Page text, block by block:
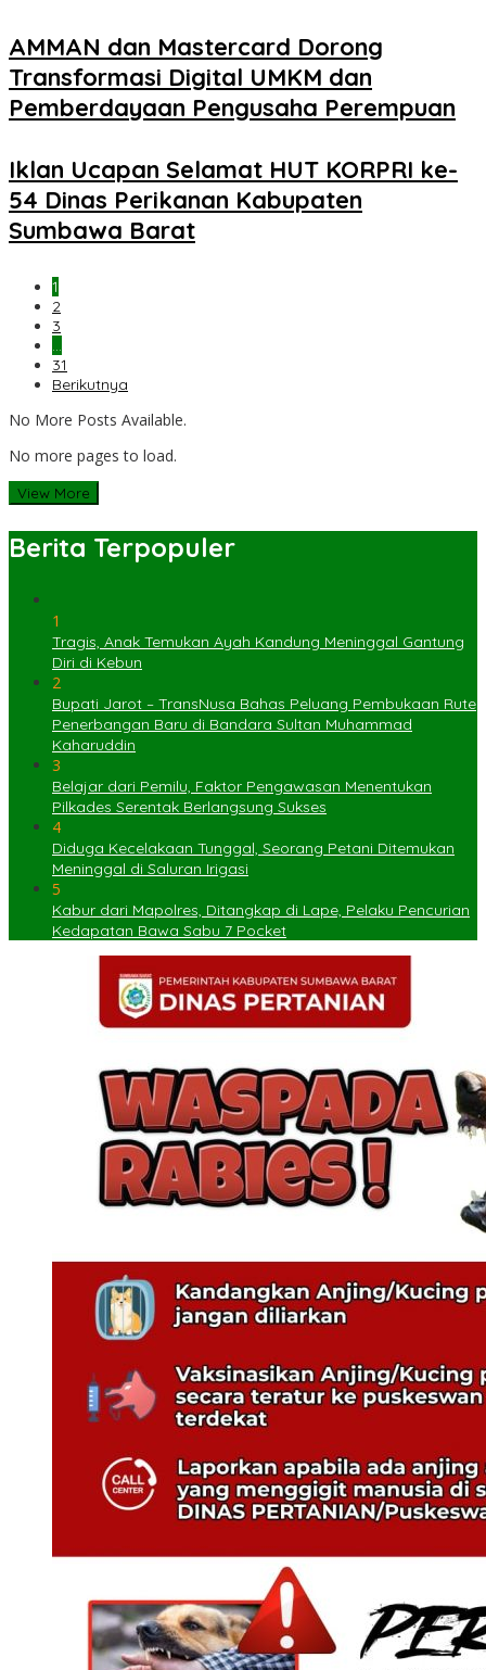
AMMAN dan Mastercard Dorong
Transformasi Digital UMKM dan
Pemberdayaan Pengusaha Perempuan
Iklan Ucapan Selamat HUT KORPRI ke-
54 Dinas Perikanan Kabupaten
Sumbawa Barat
1
2
3
…
31
Berikutnya
No More Posts Available.
No more pages to load.
View More
Berita Terpopuler
1
Tragis, Anak Temukan Ayah Kandung Meninggal Gantung
Diri di Kebun
2
Bupati Jarot – TransNusa Bahas Peluang Pembukaan Rute
Penerbangan Baru di Bandara Sultan Muhammad
Kaharuddin
3
Belajar dari Pemilu, Faktor Pengawasan Menentukan
Pilkades Serentak Berlangsung Sukses
4
Diduga Kecelakaan Tunggal, Seorang Petani Ditemukan
Meninggal di Saluran Irigasi
5
Kabur dari Mapolres, Ditangkap di Lape, Pelaku Pencurian
Kedapatan Bawa Sabu 7 Pocket